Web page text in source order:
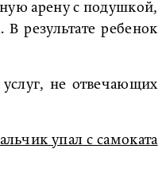
арену с подушкой,
результате ребенок
не отвечающих
упал с самоката